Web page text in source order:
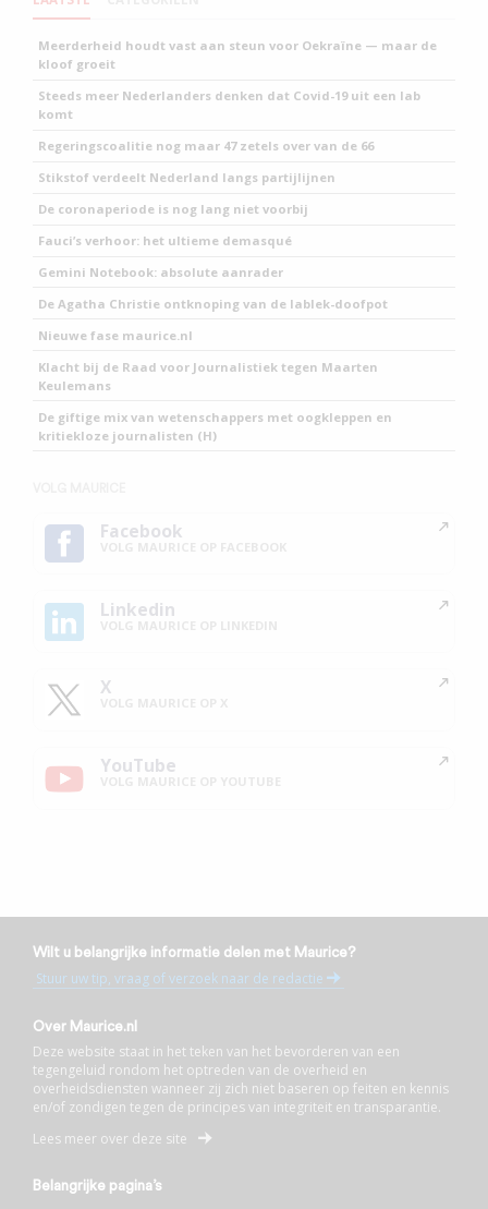
Meerderheid houdt vast aan steun voor Oekraïne — maar de
kloof groeit
Steeds meer Nederlanders denken dat Covid-19 uit een lab
komt
Regeringscoalitie nog maar 47 zetels over van de 66
Stikstof verdeelt Nederland langs partijlijnen
De coronaperiode is nog lang niet voorbij
Fauci’s verhoor: het ultieme demasqué
Gemini Notebook: absolute aanrader
De Agatha Christie ontknoping van de lablek-doofpot
Nieuwe fase maurice.nl
Klacht bij de Raad voor Journalistiek tegen Maarten
Keulemans
De giftige mix van wetenschappers met oogkleppen en
kritiekloze journalisten (H)
Facebook
Linkedin
X
YouTube
Wilt u belangrijke informatie delen met Maurice?
Stuur uw tip, vraag of verzoek naar de redactie
Over Maurice.nl
Deze website staat in het teken van het bevorderen van een
tegengeluid rondom het optreden van de overheid en
overheidsdiensten wanneer zij zich niet baseren op feiten en kennis
en/of zondigen tegen de principes van integriteit en transparantie.
Lees meer over deze site
Belangrijke pagina’s